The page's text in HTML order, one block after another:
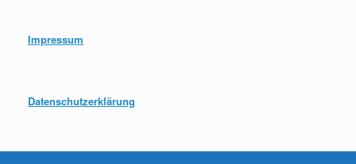
Impressum
Datenschutzerklärung